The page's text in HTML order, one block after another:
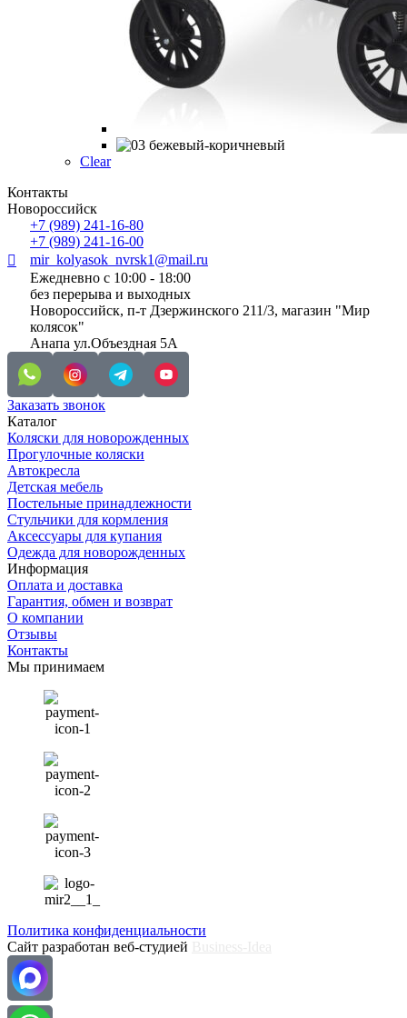
Clear
Контакты
Новороссийск
+7 (989) 241-16-80
+7 (989) 241-16-00
mir_kolyasok_nvrsk1@mail.ru
Ежедневно с 10:00 - 18:00
без перерыва и выходных
Новороссийск, п-т Дзержинского 211/3, магазин "Мир
колясок"
Анапа ул.Объездная 5А
Заказать звонок
Каталог
Коляски для новорожденных
Прогулочные коляски
Автокресла
Детская мебель
Постельные принадлежности
Стульчики для кормления
Аксессуары для купания
Одежда для новорожденных
Информация
Оплата и доставка
Гарантия, обмен и возврат
О компании
Отзывы
Контакты
Мы принимаем
Политика конфиденциальности
Сайт разработан веб-студией